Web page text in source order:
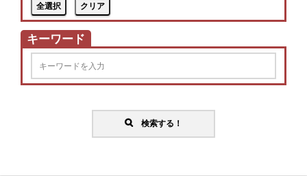
全選択
クリア
キーワード
検索する！